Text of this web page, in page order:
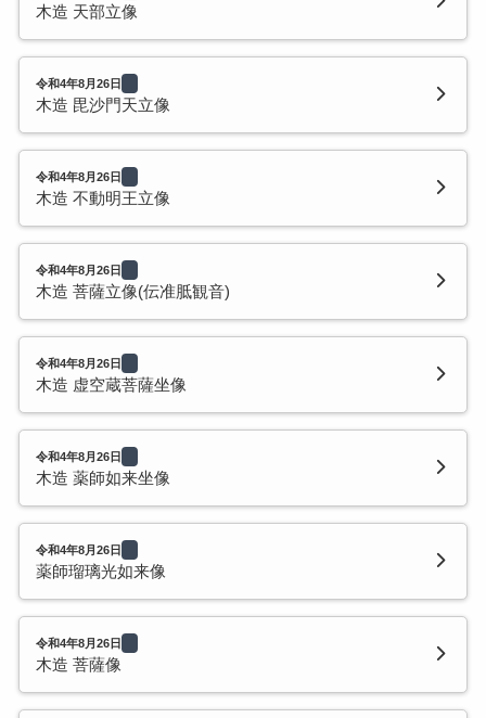
木造 天部立像
令和4年8月26日
木造 毘沙門天立像
令和4年8月26日
木造 不動明王立像
令和4年8月26日
木造 菩薩立像(伝准胝観音)
令和4年8月26日
木造 虚空蔵菩薩坐像
令和4年8月26日
木造 薬師如来坐像
令和4年8月26日
薬師瑠璃光如来像
令和4年8月26日
木造 菩薩像